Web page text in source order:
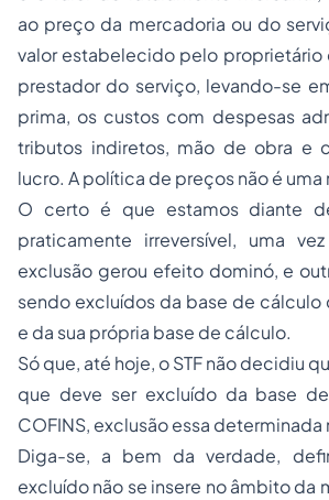
ao preço da mercadoria ou do
valor estabelecido pelo proprietário
prestador do serviço, levando-se
prima, os custos com despesas
tributos indiretos, mão de obra e
lucro. A política de preços não é uma
O certo é que estamos diante
praticamente irreversível, uma
exclusão gerou efeito dominó, e
sendo excluídos da base de
e da sua própria base de cálculo.
Só que, até hoje, o STF não decidiu
que deve ser excluído da base
COFINS, exclusão essa determinada
Diga-se, a bem da verdade,
excluído não se insere no âmbito da